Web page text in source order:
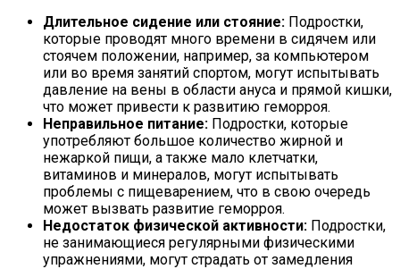
Длительное сидение или стояние: Подростки,
которые проводят много времени в сидячем или
стоячем положении, например, за компьютером
или во время занятий спортом, могут испытывать
давление на вены в области ануса и прямой кишки,
что может привести к развитию геморроя.
Неправильное питание: Подростки, которые
употребляют большое количество жирной и
нежаркой пищи, а также мало клетчатки,
витаминов и минералов, могут испытывать
проблемы с пищеварением, что в свою очередь
может вызвать развитие геморроя.
Недостаток физической активности: Подростки,
не занимающиеся регулярными физическими
упражнениями, могут страдать от замедления